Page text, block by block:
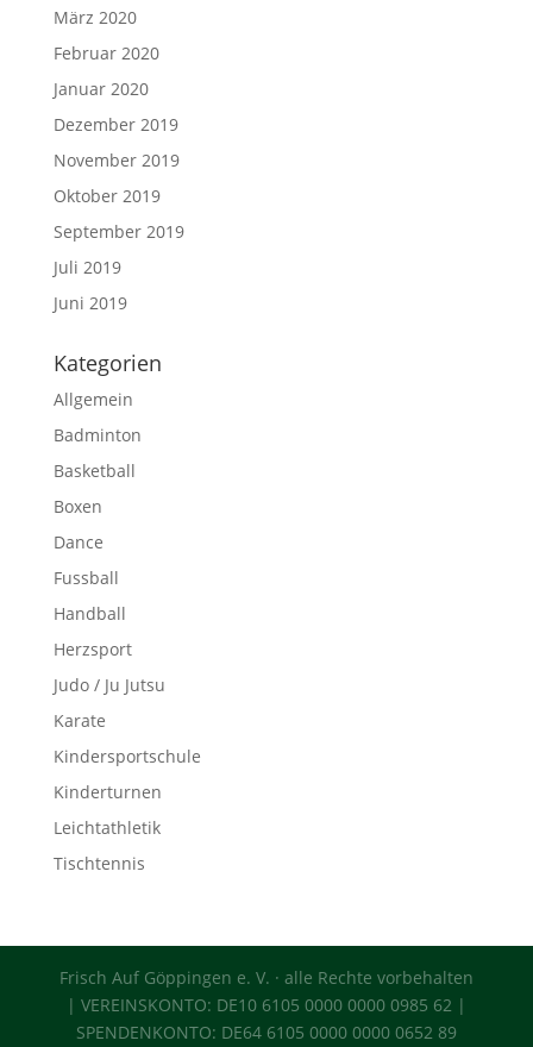
März 2020
Februar 2020
Januar 2020
Dezember 2019
November 2019
Oktober 2019
September 2019
Juli 2019
Juni 2019
Kategorien
Allgemein
Badminton
Basketball
Boxen
Dance
Fussball
Handball
Herzsport
Judo / Ju Jutsu
Karate
Kindersportschule
Kinderturnen
Leichtathletik
Tischtennis
Frisch Auf Göppingen e. V. · alle Rechte vorbehalten
| VEREINSKONTO: DE10 6105 0000 0000 0985 62 |
SPENDENKONTO: DE64 6105 0000 0000 0652 89